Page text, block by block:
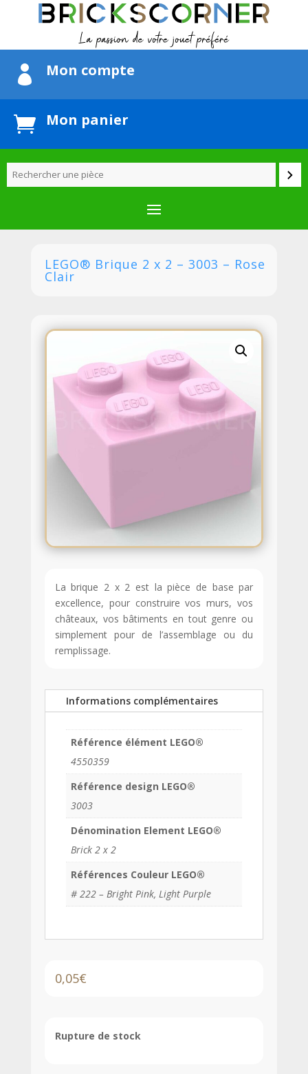
 Mon compte
 Mon panier
LEGO® Brique 2 x 2 – 3003 – Rose
Clair
La brique 2 x 2 est la pièce de base par
excellence, pour construire vos murs, vos
châteaux, vos bâtiments en tout genre ou
simplement pour de l’assemblage ou du
remplissage.
Informations complémentaires
Référence élément LEGO®
4550359
Référence design LEGO®
3003
Dénomination Element LEGO®
Brick 2 x 2
Références Couleur LEGO®
# 222 – Bright Pink, Light Purple
0,05€
Rupture de stock